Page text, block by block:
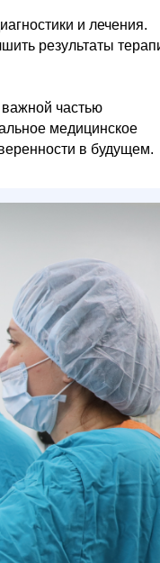
и лечения.
результаты
частью
медицинское
в будущем.